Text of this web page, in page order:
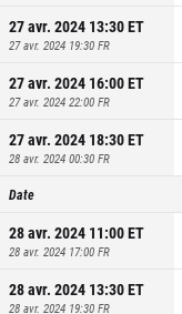
27 avr. 2024 13:30ET
27 avr. 2024 19:30 FR
27 avr. 2024 16:00ET
27 avr. 2024 22:00 FR
27 avr. 2024 18:30ET
28 avr. 2024 00:30 FR
Date
28 avr. 2024 11:00ET
28 avr. 2024 17:00 FR
28 avr. 2024 13:30ET
28 avr. 2024 19:30 FR